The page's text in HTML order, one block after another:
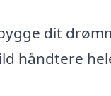
dit
håndtere